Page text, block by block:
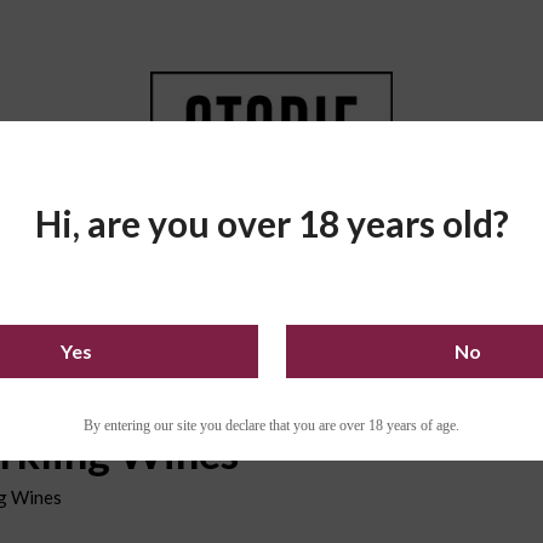
Hi, are you over 18 years old?
Yes No
By entering our site you declare that you are over 18 years of age.
Wines
Wines